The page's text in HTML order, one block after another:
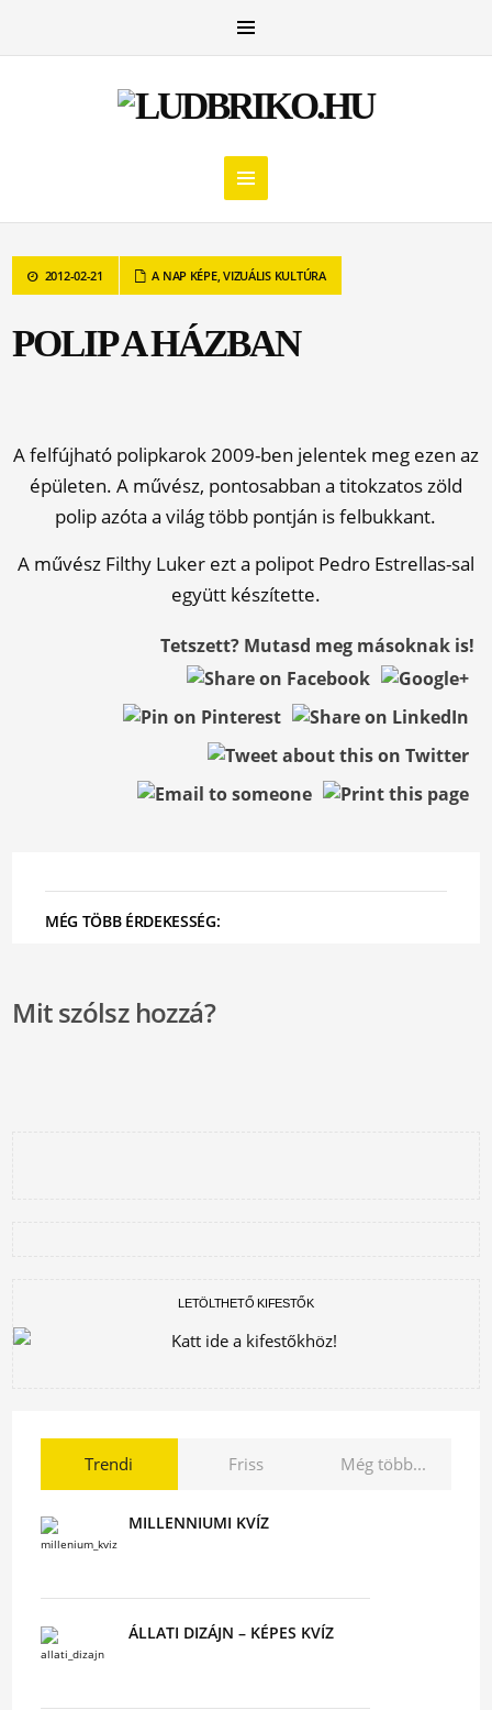
2012-02-21 A NAP KÉPE,VIZUÁLIS KULTÚRA
POLIP A HÁZBAN
A felfújható polipkarok 2009-ben jelentek meg ezen az
épületen. A művész, pontosabban a titokzatos zöld
polip azóta a világ több pontján is felbukkant.
A művész Filthy Luker ezt a polipot Pedro Estrellas-sal
együtt készítette.
Tetszett? Mutasd meg másoknak is!
MÉG TÖBB ÉRDEKESSÉG:
Mit szólsz hozzá?
LETÖLTHETŐ KIFESTŐK
Trendi Friss Még több...
MILLENNIUMI KVÍZ
ÁLLATI DIZÁJN – KÉPES KVÍZ